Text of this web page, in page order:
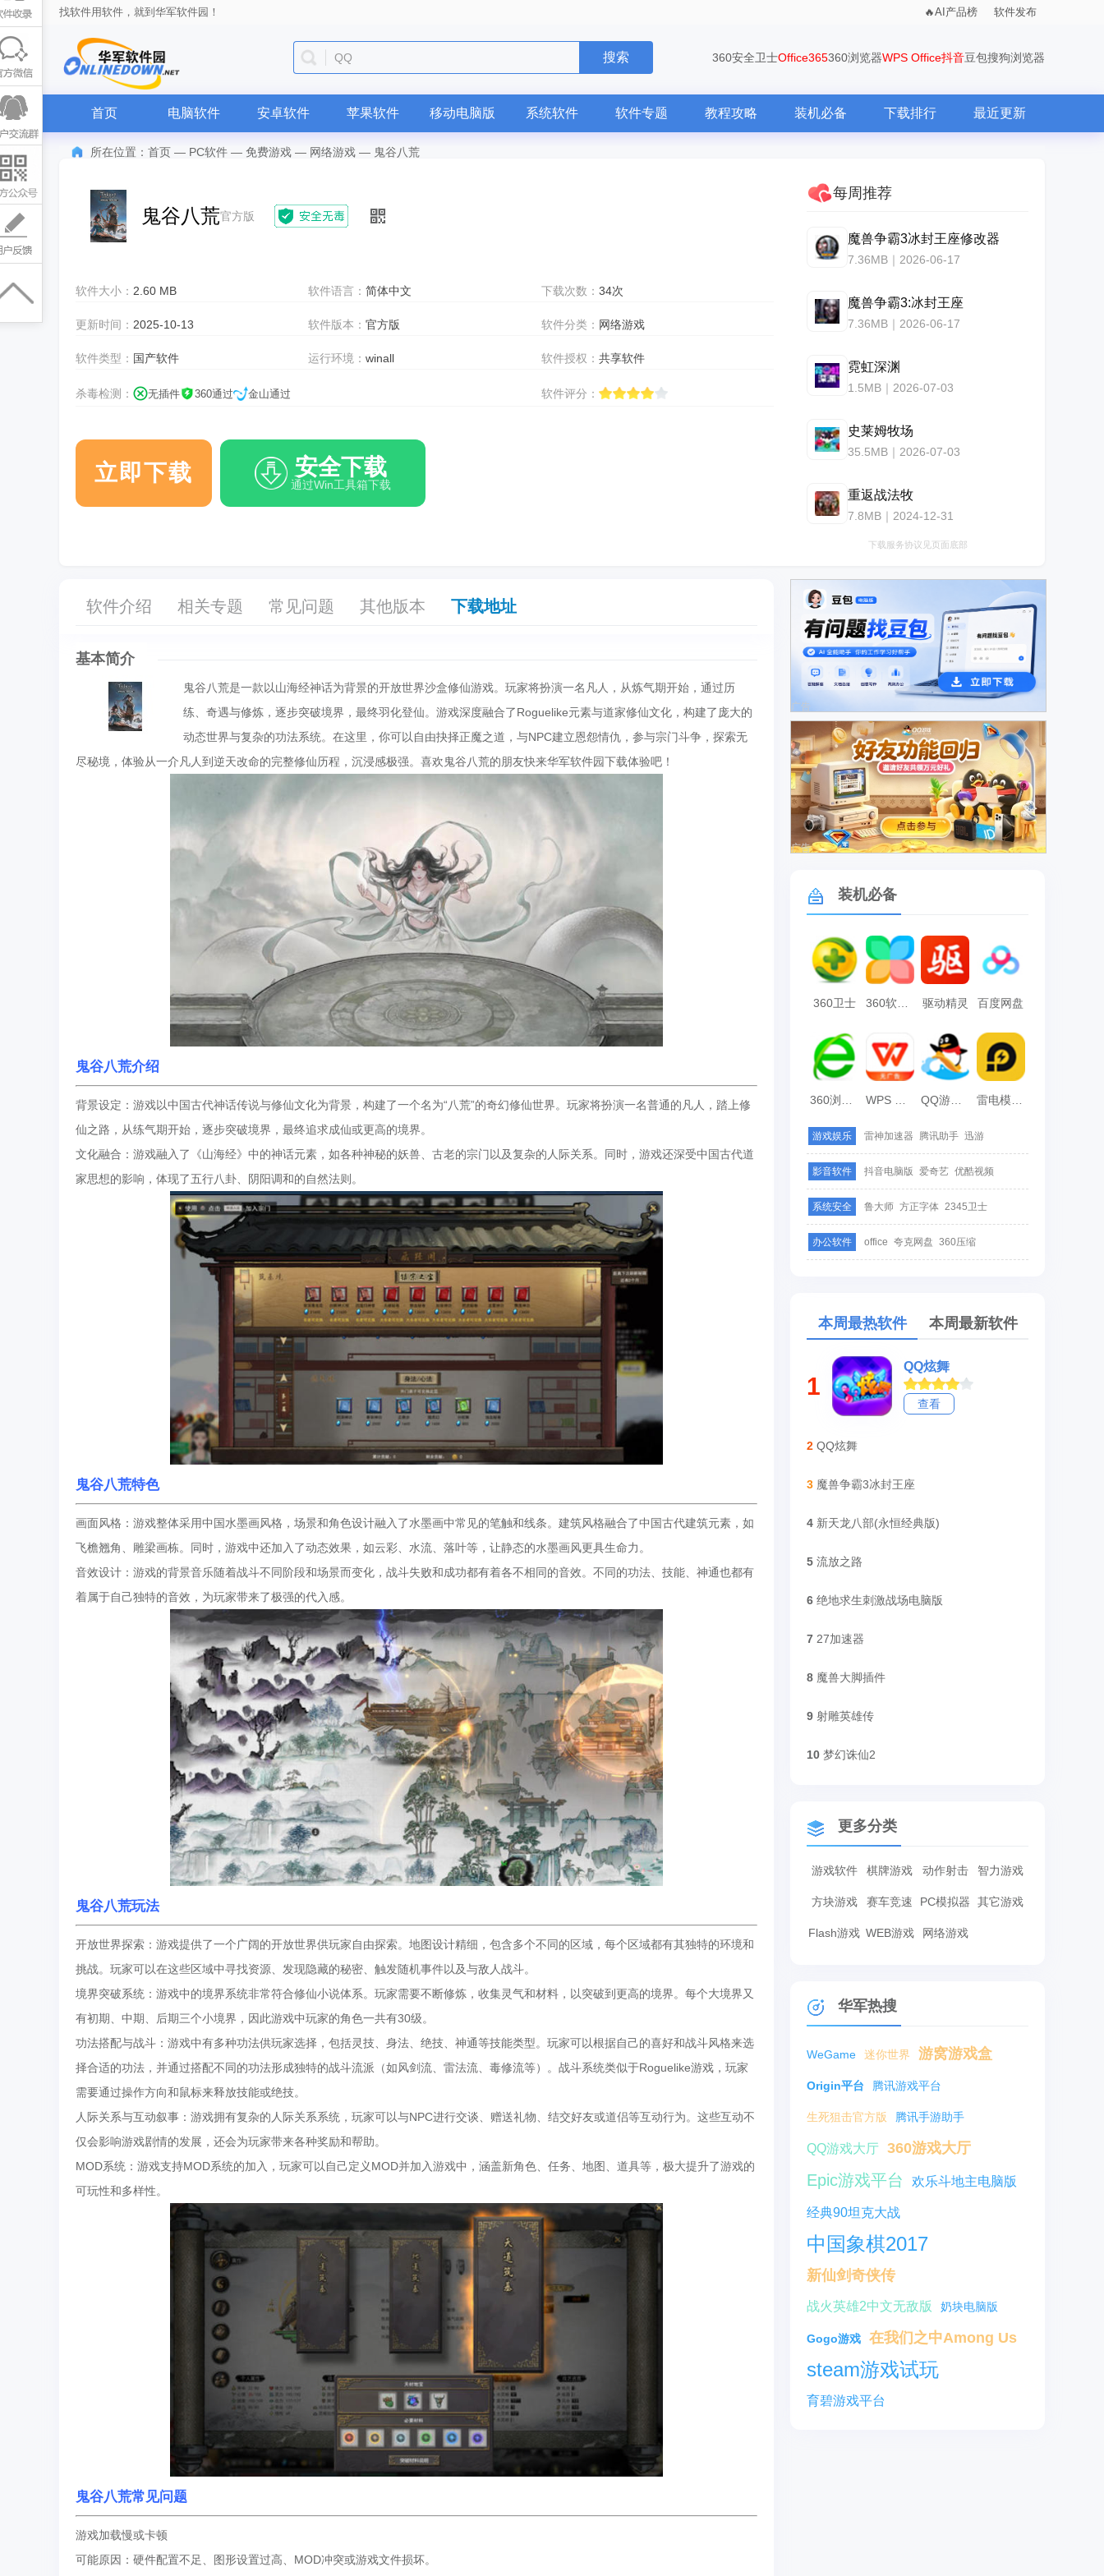
找软件用软件，就到华军软件园！ AI产品榜 软件发布
QQ 搜索 360安全卫士Office365360浏览器WPS Office抖音豆包搜狗浏览器
首页 电脑软件 安卓软件 苹果软件 移动电脑版 系统软件 软件专题 教程攻略 装机必备 下载排行 最近更新
所在位置： 首页 — PC软件 — 免费游戏 — 网络游戏 — 鬼谷八荒
鬼谷八荒官方版
软件大小： 2.60 MB 软件语言：简体中文 下载次数： 34次
更新时间： 2025-10-13 软件版本：官方版 软件分类： 网络游戏
软件类型： 国产软件 运行环境：winall 软件授权： 共享软件
杀毒检测： 无插件 360通过 金山通过 软件评分：
立即下载 安全下载
通过Win工具箱下载
每周推荐
魔兽争霸3冰封王座修改器
7.36MB｜2026-06-17
魔兽争霸3:冰封王座
7.36MB｜2026-06-17
霓虹深渊
1.5MB｜2026-07-03
史莱姆牧场
35.5MB｜2026-07-03
重返战法牧
7.8MB｜2024-12-31
下载服务协议见页面底部
软件介绍 相关专题 常见问题 其他版本 下载地址
基本简介
鬼谷八荒是一款以山海经神话为背景的开放世界沙盒修仙游戏。玩家将扮演一名凡人，从炼气期开始，通过历
练、奇遇与修炼，逐步突破境界，最终羽化登仙。游戏深度融合了Roguelike元素与道家修仙文化，构建了庞大的
动态世界与复杂的功法系统。在这里，你可以自由抉择正魔之道，与NPC建立恩怨情仇，参与宗门斗争，探索无
尽秘境，体验从一介凡人到逆天改命的完整修仙历程，沉浸感极强。喜欢鬼谷八荒的朋友快来华军软件园下载体验吧！
鬼谷八荒介绍
背景设定：游戏以中国古代神话传说与修仙文化为背景，构建了一个名为“八荒”的奇幻修仙世界。玩家将扮演一名普通的凡人，踏上修
仙之路，从练气期开始，逐步突破境界，最终追求成仙或更高的境界。
文化融合：游戏融入了《山海经》中的神话元素，如各种神秘的妖兽、古老的宗门以及复杂的人际关系。同时，游戏还深受中国古代道
家思想的影响，体现了五行八卦、阴阳调和的自然法则。
鬼谷八荒特色
画面风格：游戏整体采用中国水墨画风格，场景和角色设计融入了水墨画中常见的笔触和线条。建筑风格融合了中国古代建筑元素，如
飞檐翘角、雕梁画栋。同时，游戏中还加入了动态效果，如云彩、水流、落叶等，让静态的水墨画风更具生命力。
音效设计：游戏的背景音乐随着战斗不同阶段和场景而变化，战斗失败和成功都有着各不相同的音效。不同的功法、技能、神通也都有
着属于自己独特的音效，为玩家带来了极强的代入感。
鬼谷八荒玩法
开放世界探索：游戏提供了一个广阔的开放世界供玩家自由探索。地图设计精细，包含多个不同的区域，每个区域都有其独特的环境和
挑战。玩家可以在这些区域中寻找资源、发现隐藏的秘密、触发随机事件以及与敌人战斗。
境界突破系统：游戏中的境界系统非常符合修仙小说体系。玩家需要不断修炼，收集灵气和材料，以突破到更高的境界。每个大境界又
有初期、中期、后期三个小境界，因此游戏中玩家的角色一共有30级。
功法搭配与战斗：游戏中有多种功法供玩家选择，包括灵技、身法、绝技、神通等技能类型。玩家可以根据自己的喜好和战斗风格来选
择合适的功法，并通过搭配不同的功法形成独特的战斗流派（如风剑流、雷法流、毒修流等）。战斗系统类似于Roguelike游戏，玩家
需要通过操作方向和鼠标来释放技能或绝技。
人际关系与互动叙事：游戏拥有复杂的人际关系系统，玩家可以与NPC进行交谈、赠送礼物、结交好友或道侣等互动行为。这些互动不
仅会影响游戏剧情的发展，还会为玩家带来各种奖励和帮助。
MOD系统：游戏支持MOD系统的加入，玩家可以自己定义MOD并加入游戏中，涵盖新角色、任务、地图、道具等，极大提升了游戏的
可玩性和多样性。
鬼谷八荒常见问题
游戏加载慢或卡顿
可能原因：硬件配置不足、图形设置过高、MOD冲突或游戏文件损坏。
广告
广告
装机必备
360卫士 360软件管家 驱动精灵 百度网盘
雷电模拟器
游戏娱乐 雷神加速器 腾讯助手 迅游
影音软件 抖音电脑版 爱奇艺 优酷视频
系统安全 鲁大师 方正字体 2345卫士
办公软件 office 夸克网盘 360压缩
本周最热软件 本周最新软件
1
QQ炫舞
查看
2 QQ炫舞
3 魔兽争霸3冰封王座
4 新天龙八部(永恒经典版)
5 流放之路
6 绝地求生刺激战场电脑版
7 27加速器
8 魔兽大脚插件
9 射雕英雄传
10 梦幻诛仙2
更多分类
游戏软件 棋牌游戏 动作射击 智力游戏
方块游戏 赛车竞速 PC模拟器 其它游戏
Flash游戏 WEB游戏 网络游戏
华军热搜
WeGame 迷你世界 游窝游戏盒
Origin平台 腾讯游戏平台
生死狙击官方版 腾讯手游助手
QQ游戏大厅 360游戏大厅
Epic游戏平台 欢乐斗地主电脑版
经典90坦克大战
中国象棋2017
新仙剑奇侠传
战火英雄2中文无敌版 奶块电脑版
Gogo游戏 在我们之中Among Us
steam游戏试玩
育碧游戏平台